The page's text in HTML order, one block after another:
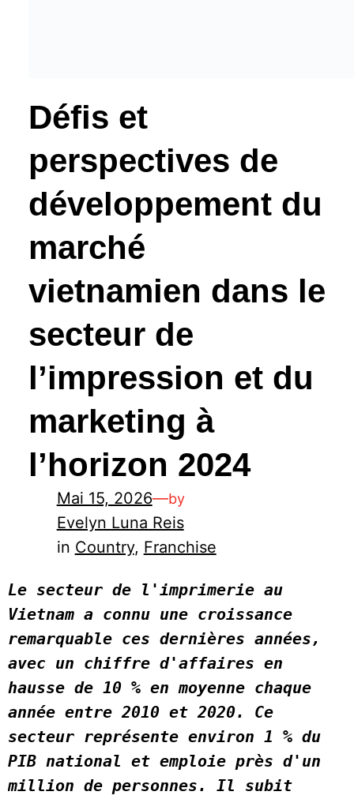
Défis et
perspectives de
développement du
marché
vietnamien dans le
secteur de
l’impression et du
marketing à
l’horizon 2024
Mai 15, 2026—by
Evelyn Luna Reis
in Country, Franchise
Le secteur de l'imprimerie au
Vietnam a connu une croissance
remarquable ces dernières années,
avec un chiffre d'affaires en
hausse de 10 % en moyenne chaque
année entre 2010 et 2020. Ce
secteur représente environ 1 % du
PIB national et emploie près d'un
million de personnes. Il subit